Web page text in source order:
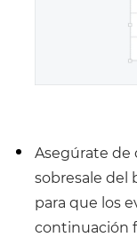
Asegúrate de
sobresale del
para que los
continuación